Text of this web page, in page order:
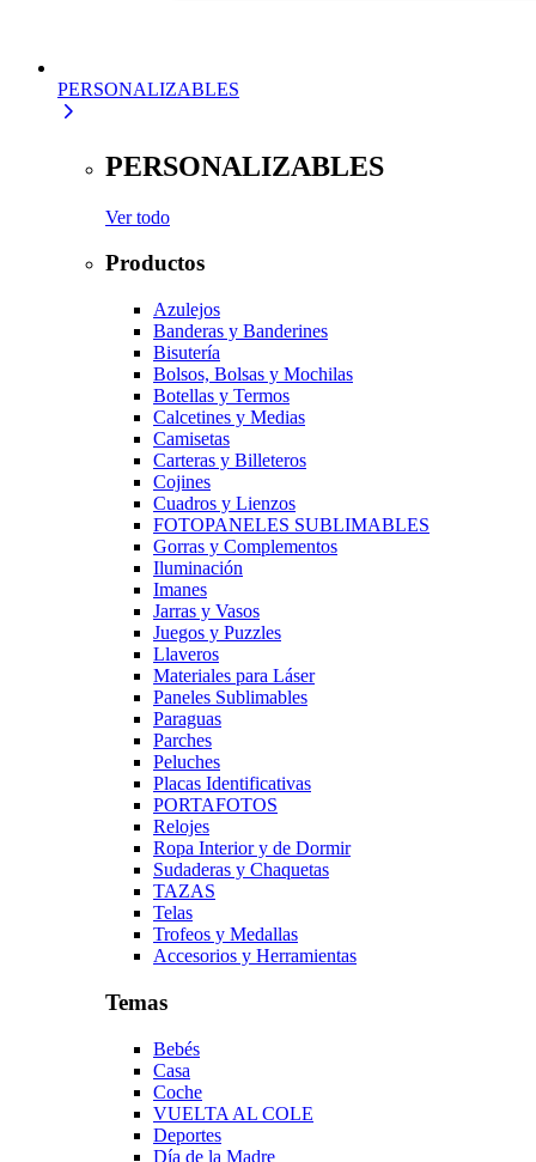
PERSONALIZABLES
PERSONALIZABLES
Ver todo
Productos
Azulejos
Banderas y Banderines
Bisutería
Bolsos, Bolsas y Mochilas
Botellas y Termos
Calcetines y Medias
Camisetas
Carteras y Billeteros
Cojines
Cuadros y Lienzos
FOTOPANELES SUBLIMABLES
Gorras y Complementos
Iluminación
Imanes
Jarras y Vasos
Juegos y Puzzles
Llaveros
Materiales para Láser
Paneles Sublimables
Paraguas
Parches
Peluches
Placas Identificativas
PORTAFOTOS
Relojes
Ropa Interior y de Dormir
Sudaderas y Chaquetas
TAZAS
Telas
Trofeos y Medallas
Accesorios y Herramientas
Temas
Bebés
Casa
Coche
VUELTA AL COLE
Deportes
Día de la Madre